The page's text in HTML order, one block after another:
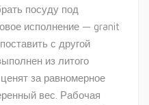
посуду под
исполнение — granit
с другой
из литого
за равномерное
вес. Рабочая